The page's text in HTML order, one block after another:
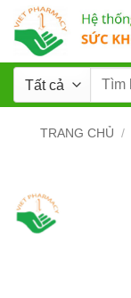
TRANG CHỦ /